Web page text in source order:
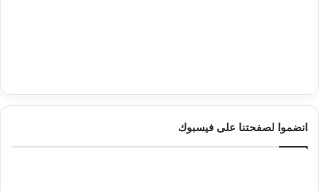
انضموا لصفحتنا على فيسبوك